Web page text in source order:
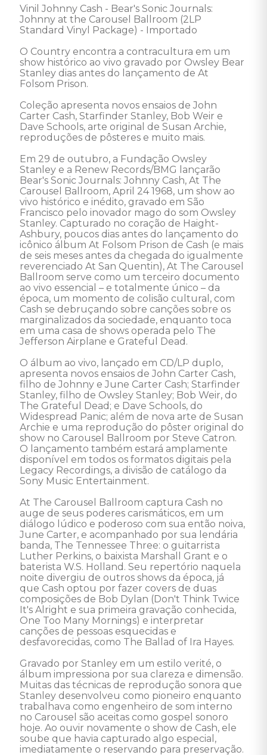
Vinil Johnny Cash - Bear's Sonic Journals:
Johnny at the Carousel Ballroom (2LP
Standard Vinyl Package) - Importado
O Country encontra a contracultura em um
show histórico ao vivo gravado por Owsley Bear
Stanley dias antes do lançamento de At
Folsom Prison.
Coleção apresenta novos ensaios de John
Carter Cash, Starfinder Stanley, Bob Weir e
Dave Schools, arte original de Susan Archie,
reproduções de pôsteres e muito mais.
Em 29 de outubro, a Fundação Owsley
Stanley e a Renew Records/BMG lançarão
Bear's Sonic Journals: Johnny Cash, At The
Carousel Ballroom, April 24 1968, um show ao
vivo histórico e inédito, gravado em São
Francisco pelo inovador mago do som Owsley
Stanley. Capturado no coração de Haight-
Ashbury, poucos dias antes do lançamento do
icônico álbum At Folsom Prison de Cash (e mais
de seis meses antes da chegada do igualmente
reverenciado At San Quentin), At The Carousel
Ballroom serve como um terceiro documento
ao vivo essencial – e totalmente único – da
época, um momento de colisão cultural, com
Cash se debruçando sobre canções sobre os
marginalizados da sociedade, enquanto toca
em uma casa de shows operada pelo The
Jefferson Airplane e Grateful Dead.
O álbum ao vivo, lançado em CD/LP duplo,
apresenta novos ensaios de John Carter Cash,
filho de Johnny e June Carter Cash; Starfinder
Stanley, filho de Owsley Stanley; Bob Weir, do
The Grateful Dead; e Dave Schools, do
Widespread Panic; além de nova arte de Susan
Archie e uma reprodução do pôster original do
show no Carousel Ballroom por Steve Catron.
O lançamento também estará amplamente
disponível em todos os formatos digitais pela
Legacy Recordings, a divisão de catálogo da
Sony Music Entertainment.
At The Carousel Ballroom captura Cash no
auge de seus poderes carismáticos, em um
diálogo lúdico e poderoso com sua então noiva,
June Carter, e acompanhado por sua lendária
banda, The Tennessee Three: o guitarrista
Luther Perkins, o baixista Marshall Grant e o
baterista W.S. Holland. Seu repertório naquela
noite divergiu de outros shows da época, já
que Cash optou por fazer covers de duas
composições de Bob Dylan (Don't Think Twice
It's Alright e sua primeira gravação conhecida,
One Too Many Mornings) e interpretar
canções de pessoas esquecidas e
desfavorecidas, como The Ballad of Ira Hayes.
Gravado por Stanley em um estilo verité, o
álbum impressiona por sua clareza e dimensão.
Muitas das técnicas de reprodução sonora que
Stanley desenvolveu como pioneiro enquanto
trabalhava como engenheiro de som interno
no Carousel são aceitas como gospel sonoro
hoje. Ao ouvir novamente o show de Cash, ele
soube que havia capturado algo especial,
imediatamente o reservando para preservação.